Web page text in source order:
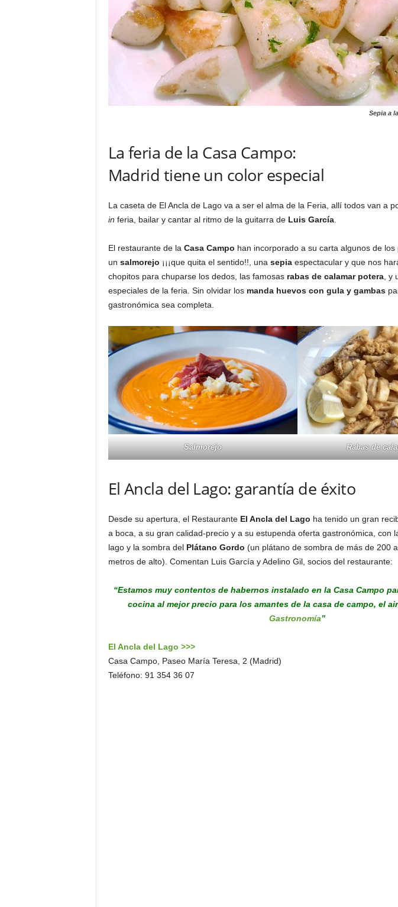
Sepia a
La feria de la Casa Campo:
Madrid tiene un color especial
La caseta de El Ancla de Lago va a ser el alma de la Feria, allí todos van a
in feria, bailar y cantar al ritmo de la guitarra de Luis García.
El restaurante de la Casa Campo han incorporado a su carta algunos de
un salmorejo ¡¡¡que quita el sentido!!, una sepiaespectacular y que nos
chopitos para chuparse los dedos, las famosas rabas de calamar potera, y
especiales de la feria. Sin olvidar los manda huevos con gula y gambas
gastronómica sea completa.
Salmorejo Rabas de
El Ancla del Lago: garantía de éxito
Desde su apertura, el Restaurante El Ancla del Lago ha tenido un gran
a boca, a su gran calidad-precio y a su estupenda oferta gastronómica, con
lago y la sombra del Plátano Gordo (un plátano de sombra de más de 200
metros de alto). Comentan Luis García y Adelino Gil, socios del restaurante:
“Estamos muy contentos de habernos instalado en la Casa Campo
cocina al mejor precio para los amantes de la casa de campo, el
Gastronomía”
El Ancla del Lago >>>
Casa Campo, Paseo María Teresa, 2 (Madrid)
Teléfono: 91 354 36 07